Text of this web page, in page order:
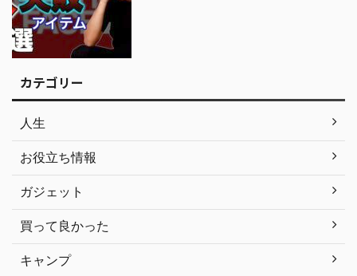
カテゴリー
人生
お役立ち情報
ガジェット
買って良かった
キャンプ